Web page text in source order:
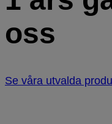
oss
Se våra utvalda